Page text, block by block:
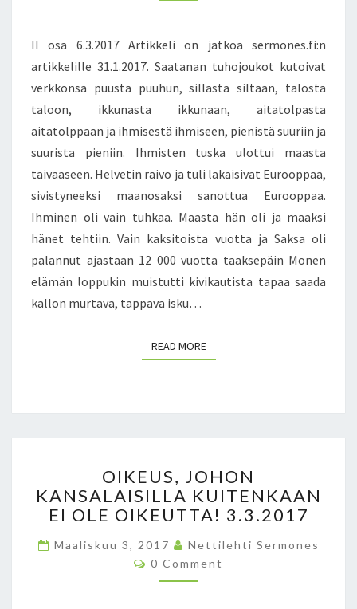
7
”
M
I
Ä
M
I
E
E
I
C
H
N
K
P
A
H
U
U
S
N
T
II osa 6.3.2017 Artikkeli on jatkoa sermones.fi:n
artikkelille 31.1.2017. Saatanan tuhojoukot kutoivat
verkkonsa puusta puuhun, sillasta siltaan, talosta
taloon, ikkunasta ikkunaan, aitatolpasta
aitatolppaan ja ihmisestä ihmiseen, pienistä suuriin ja
suurista pieniin. Ihmisten tuska ulottui maasta
taivaaseen. Helvetin raivo ja tuli lakaisivat Eurooppaa,
sivistyneeksi maanosaksi sanottua Eurooppaa.
Ihminen oli vain tuhkaa. Maasta hän oli ja maaksi
hänet tehtiin. Vain kaksitoista vuotta ja Saksa oli
palannut ajastaan 12 000 vuotta taaksepäin Monen
elämän loppukin muistutti kivikautista tapaa saada
kallon murtava, tappava isku…
READ MOREREAD MORE
K
E
S
,
J
OIKEUS, JOHON
KANSALAISILLA KUITENKAAN
EI OLE OIKEUTTA! 3.3.2017
Maaliskuu 3, 2017
Nettilehti Sermones
C
O
0 Comment